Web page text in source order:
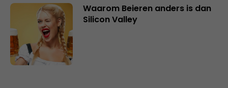
Waarom Beieren anders is dan
Silicon Valley